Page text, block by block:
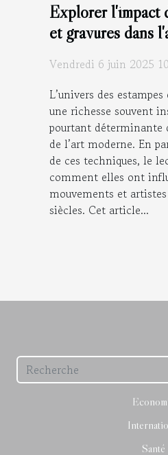
Explorer l'impact
et gravures dans
Vendredi 6 juin 2025
L’univers des
une richesse souvent
pourtant déterminante
de l’art moderne. En
de ces techniques, le
comment elles ont
mouvements et
siècles. Cet article...
Santé